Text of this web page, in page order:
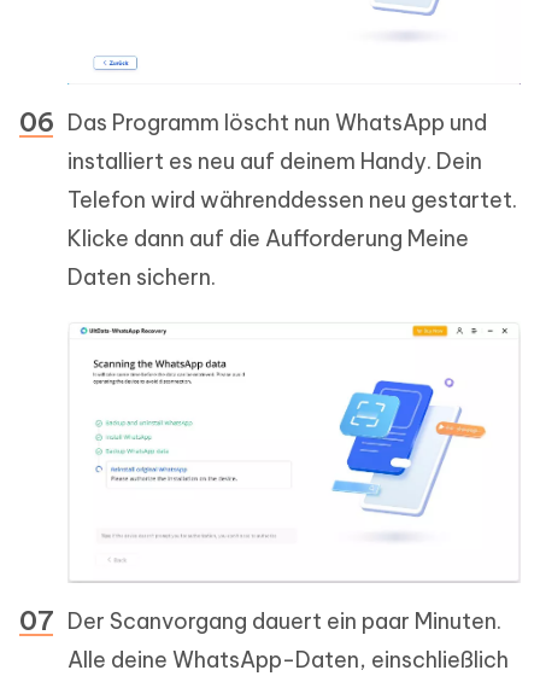
Das Programm löscht nun WhatsApp und
installiert es neu auf deinem Handy. Dein
Telefon wird währenddessen neu gestartet.
Klicke dann auf die Aufforderung Meine
Daten sichern.
Der Scanvorgang dauert ein paar Minuten.
Alle deine WhatsApp-Daten, einschließlich